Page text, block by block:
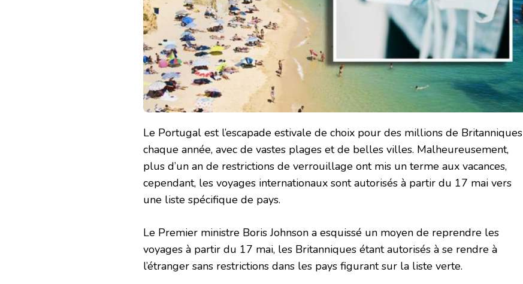
Le Portugal est l’escapade estivale de choix pour des millions de Britanniques
chaque année, avec de vastes plages et de belles villes. Malheureusement,
plus d’un an de restrictions de verrouillage ont mis un terme aux vacances,
cependant, les voyages internationaux sont autorisés à partir du 17 mai vers
une liste spécifique de pays.
Le Premier ministre Boris Johnson a esquissé un moyen de reprendre les
voyages à partir du 17 mai, les Britanniques étant autorisés à se rendre à
l’étranger sans restrictions dans les pays figurant sur la liste verte.